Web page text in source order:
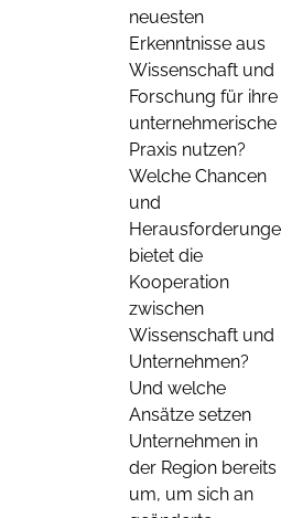
neuesten
Erkenntnisse aus
Wissenschaft und
Forschung für ihre
unternehmerische
Praxis nutzen?
Welche Chancen
und
bietet die
Kooperation
zwischen
Wissenschaft und
Unternehmen?
Und welche
Ansätze setzen
Unternehmen in
der Region bereits
um, um sich an